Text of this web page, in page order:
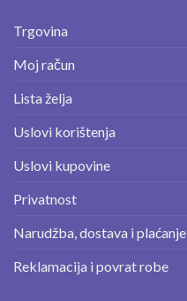
Trgovina
Moj račun
Lista želja
Uslovi korištenja
Uslovi kupovine
Privatnost
Narudžba, dostava i plaćanje
Reklamacija i povrat robe